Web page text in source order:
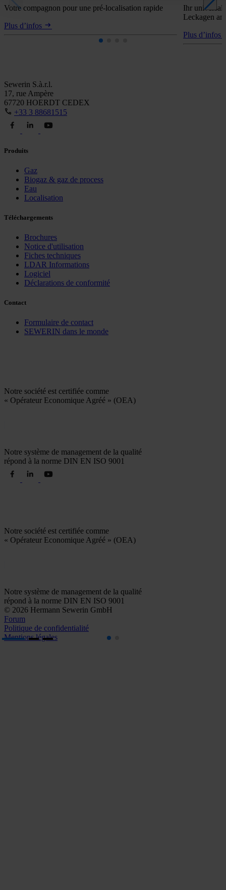
Votre compagnon pour une pré-localisation rapide
Plus d’infos
Ihr
Leckagen
Plus d’infos
Sewerin S.à.r.l.
17, rue Ampère
67720 HOERDT CEDEX
+33 3 88681515
Produits
Gaz
Biogaz & gaz de process
Eau
Localisation
Téléchargements
Brochures
Notice d'utilisation
Fiches techniques
LDAR Informations
Logiciel
Déclarations de conformité
Contact
Formulaire de contact
SEWERIN dans le monde
Notre société est certifiée comme
« Opérateur Economique Agréé » (OEA)
Notre système de management de la qualité
répond à la norme DIN EN ISO 9001
Notre société est certifiée comme
« Opérateur Economique Agréé » (OEA)
Notre système de management de la qualité
répond à la norme DIN EN ISO 9001
© 2026 Hermann Sewerin GmbH
Forum
Politique de confidentialité
Mentions légales